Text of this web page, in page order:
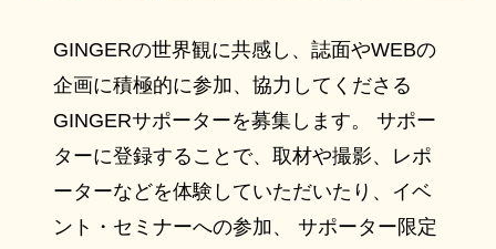
GINGERの世界観に共感し、誌面やWEBの
企画に積極的に参加、協力してくださる
GINGERサポーターを募集します。 サポー
ターに登録することで、取材や撮影、レポ
ーターなどを体験していただいたり、イベ
ント・セミナーへの参加、 サポーター限定